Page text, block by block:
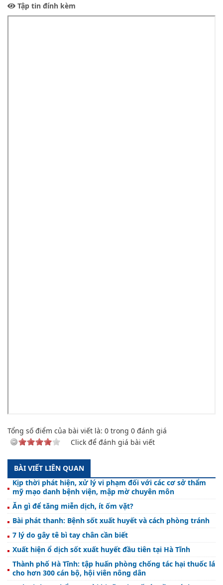
Tập tin đính kèm
Tổng số điểm của bài viết là: 0 trong 0 đánh giá
Click để đánh giá bài viết
BÀI VIẾT LIÊN QUAN
Kịp thời phát hiện, xử lý vi phạm đối với các cơ sở thẩm
mỹ mạo danh bệnh viện, mập mờ chuyên môn
Ăn gì để tăng miễn dịch, ít ốm vặt?
Bài phát thanh: Bệnh sốt xuất huyết và cách phòng tránh
7 lý do gây tê bì tay chân cần biết
Xuất hiện ổ dịch sốt xuất huyết đầu tiên tại Hà Tĩnh
Thành phố Hà Tĩnh: tập huấn phòng chống tác hại thuốc lá
cho hơn 300 cán bộ, hội viên nông dân